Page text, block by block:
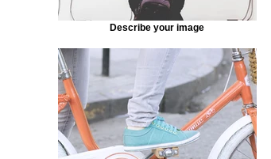
Describe your image